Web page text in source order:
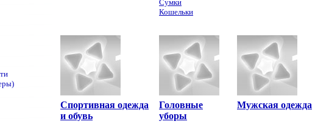
Сумки
Кошельки
Спортивная одежда
и обувь
Головные
уборы
Мужская одежда